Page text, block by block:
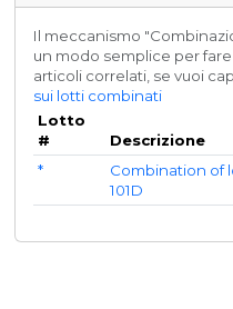
Il meccanismo
un modo semplice per
articoli correlati, se vuoi
sui lotti combinati
Lotto
#
Descrizione
*
Combination of
101D